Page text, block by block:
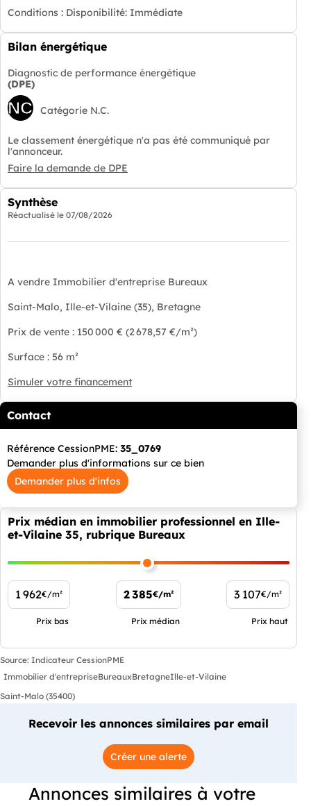
Conditions : Disponibilité: Immédiate
Bilan énergétique
Diagnostic de performance énergétique
(DPE)
NC Catégorie N.C.
Le classement énergétique n'a pas été communiqué par
l'annonceur.
Faire la demande de DPE
Synthèse
Réactualisé le 07/08/2026
A vendre Immobilier d'entreprise Bureaux
Saint-Malo, Ille-et-Vilaine (35), Bretagne
Prix de vente : 150 000 € (2 678,57 €/m²)
Surface : 56 m²
Simuler votre financement
Contact
Référence CessionPME: 35_0769
Demander plus d'informations sur ce bien
Demander plus d'infos
Prix médian en immobilier professionnel en Ille-
et-Vilaine 35, rubrique Bureaux
1 962€/m²
Prix bas
2 385€/m²
Prix médian
3 107€/m²
Prix haut
Source: Indicateur CessionPME
Immobilier d'entrepriseBureauxBretagneIlle-et-Vilaine
Saint-Malo (35400)
Recevoir les annonces similaires par email
Créer une alerte
Annonces similaires à votre